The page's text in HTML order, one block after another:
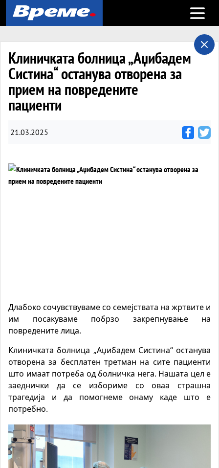
Open
Клиничката болница „Аџибадем
Систина“ останува отворена за
прием на повредените
пациенти
21.03.2025
Длабоко сочувствуваме со семејствата на жртвите и
им посакуваме побрзо закрепнување на
повредените лица.
Клиничката болница „Аџибадем Систина“ останува
отворена за бесплатен третман на сите пациенти
што имаат потреба од болничка нега. Нашата цел е
заеднички да се избориме со оваа страшна
трагедија и да помогнеме онаму каде што е
потребно.